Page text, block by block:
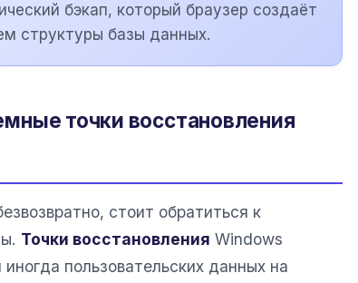
бэкап, который браузер создаёт
структуры базы данных.
точки восстановления
стоит обратиться к
Точки восстановления Windows
пользовательских данных на